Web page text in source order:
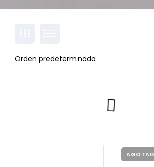
Orden predeterminado